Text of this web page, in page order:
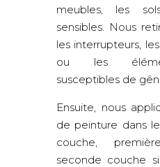
meubles, les
sensibles. Nous
les interrupteurs,
ou les
susceptibles de
Ensuite, nous
de peinture dans
couche,
seconde couche